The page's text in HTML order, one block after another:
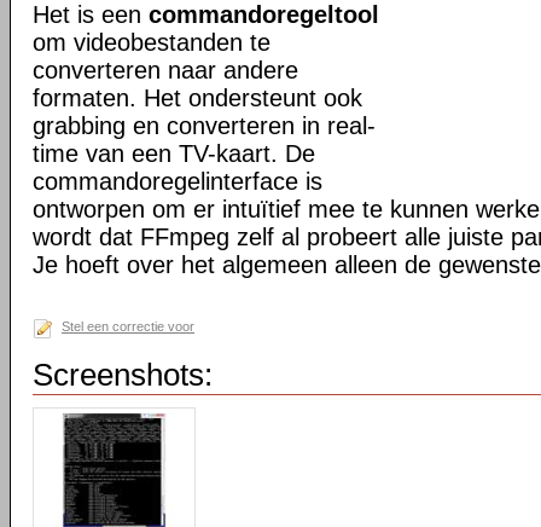
Het is een commandoregeltool
om videobestanden te
converteren naar andere
formaten. Het ondersteunt ook
grabbing en converteren in real-
time van een TV-kaart. De
commandoregelinterface is
ontworpen om er intuïtief mee te kunnen
wordt dat FFmpeg zelf al probeert alle juiste
Je hoeft over het algemeen alleen de
Stel een correctie voor
Screenshots: